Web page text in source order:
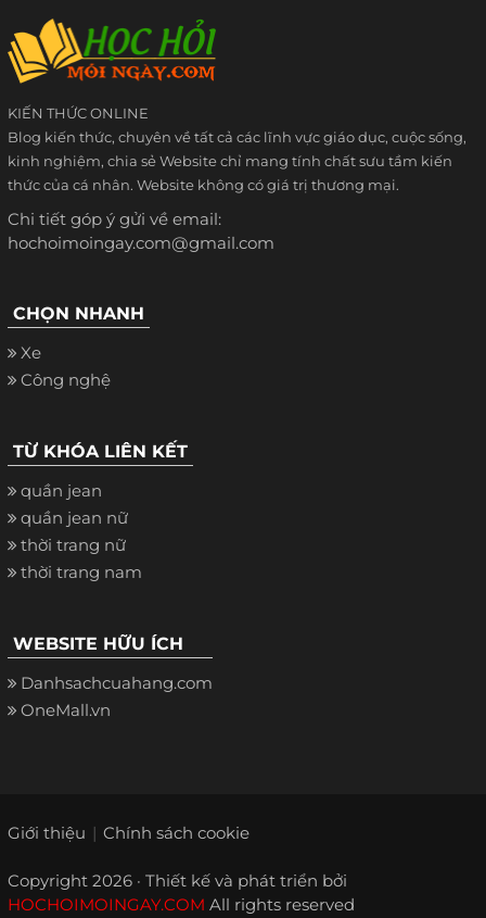
KIẾN THỨC ONLINE
Blog kiến thức, chuyên về tất cả các lĩnh vực giáo dục, cuộc sống,
kinh nghiệm, chia sẻ Website chỉ mang tính chất sưu tầm kiến
thức của cá nhân. Website không có giá trị thương mại.
Chi tiết góp ý gửi về email:
hochoimoingay.com@gmail.com
CHỌN NHANH
Xe
Công nghệ
TỪ KHÓA LIÊN KẾT
quần jean
quần jean nữ
thời trang nữ
thời trang nam
WEBSITE HỮU ÍCH
Danhsachcuahang.com
OneMall.vn
Giới thiệu Chính sách cookie
Copyright 2026 · Thiết kế và phát triển bởi
HOCHOIMOINGAY.COM All rights reserved